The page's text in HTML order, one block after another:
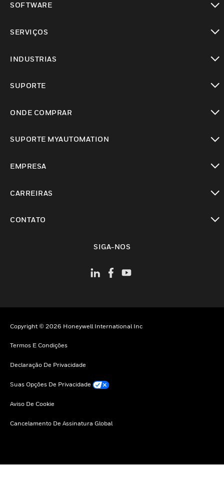
SOFTWARE
SERVIÇOS
INDUSTRIAS
SUPORTE
ONDE COMPRAR
SUPORTE MYAUTOMATION
EMPRESA
CARREIRAS
CONTATO
SIGA-NOS
Copyright © 2026 Honeywell International Inc
Termos E Condições
Declaração De Privacidade
Suas Opções De Privacidade
Aviso De Cookie
Cancelamento De Assinatura Global